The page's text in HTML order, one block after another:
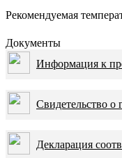
Рекомендуемая
Документы
Информация к
Свидетельство о
Декларация